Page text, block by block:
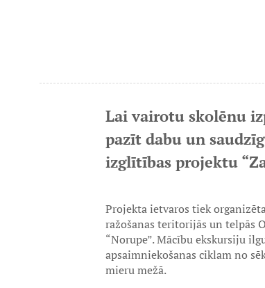
Lai vairotu skolēnu
pazīt dabu un
izglītības projektu
Projekta ietvaros tiek
ražošanas teritorijās un telpās
“Norupe”. Mācību ekskursiju
apsaimniekošanas ciklam no
mieru mežā.